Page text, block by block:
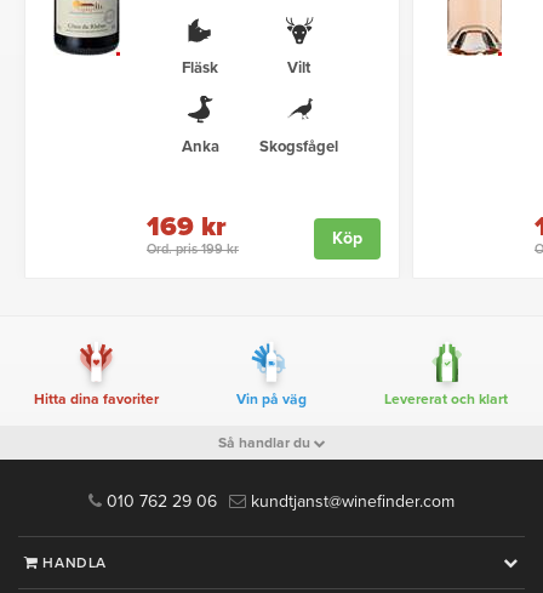
Fläsk Vilt
Anka Skogsfågel
Ord. pris 199 kr
169 kr Köp
Hitta dina favoriter Vin på väg Levererat och klart
Så handlar du
010 762 29 06 kundtjanst@winefinder.com
HANDLA